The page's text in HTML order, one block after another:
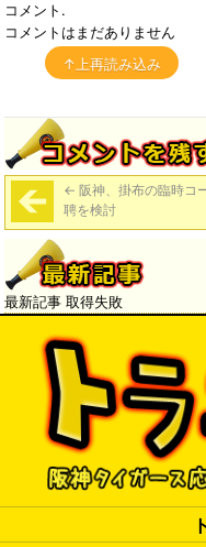
コメント.
コメントはまだありません
↑上再読み込み
← 阪神、掛布の臨時コ
聘を検討
最新記事 取得失敗